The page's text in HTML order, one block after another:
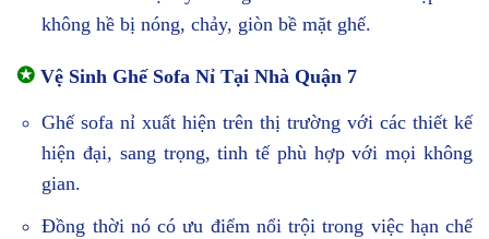
không hề bị nóng, chảy, giòn bề mặt ghế.
✪ Vệ Sinh Ghế Sofa Nỉ Tại Nhà Quận 7
Ghế sofa nỉ xuất hiện trên thị trường với các thiết kế
hiện đại, sang trọng, tinh tế phù hợp với mọi không
gian.
Đồng thời nó có ưu điểm nổi trội trong việc hạn chế